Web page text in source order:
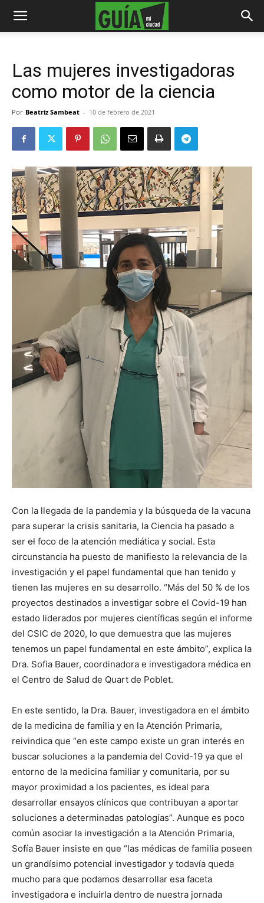
Las mujeres investigadoras
como motor de la ciencia
Por Beatriz Sambeat - 10 de febrero de 2021
Con la llegada de la pandemia y la búsqueda de la vacuna
para superar la crisis sanitaria, la Ciencia ha pasado a
ser el foco de la atención mediática y social. Esta
circunstancia ha puesto de manifiesto la relevancia de la
investigación y el papel fundamental que han tenido y
tienen las mujeres en su desarrollo. “Más del 50 % de los
proyectos destinados a investigar sobre el Covid-19 han
estado liderados por mujeres científicas según el informe
del CSIC de 2020, lo que demuestra que las mujeres
tenemos un papel fundamental en este ámbito”, explica la
Dra. Sofia Bauer, coordinadora e investigadora médica en
el Centro de Salud de Quart de Poblet.
En este sentido, la Dra. Bauer, investigadora en el ámbito
de la medicina de familia y en la Atención Primaria,
reivindica que “en este campo existe un gran interés en
buscar soluciones a la pandemia del Covid-19 ya que el
entorno de la medicina familiar y comunitaria, por su
mayor proximidad a los pacientes, es ideal para
desarrollar ensayos clínicos que contribuyan a aportar
soluciones a determinadas patologías”. Aunque es poco
común asociar la investigación a la Atención Primaria,
Sofía Bauer insiste en que “las médicas de familia poseen
un grandísimo potencial investigador y todavía queda
mucho para que podamos desarrollar esa faceta
investigadora e incluirla dentro de nuestra jornada